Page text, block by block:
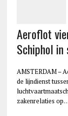
Aeroflot
Schiphol
AMSTERDAM –
de lijndienst
zakenrelaties op…